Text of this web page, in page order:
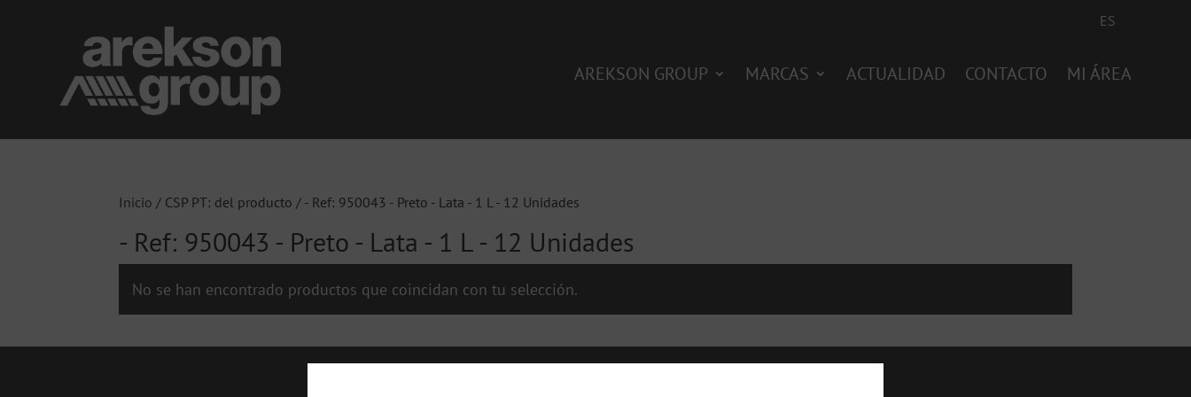
ES
AREKSON GROUP MARCAS ACTUALIDAD CONTACTO MI ÁREA
Inicio / CSP PT: del producto / - Ref: 950043 - Preto - Lata - 1 L - 12 Unidades
- Ref: 950043 - Preto - Lata - 1 L - 12 Unidades
No se han encontrado productos que coincidan con tu selección.